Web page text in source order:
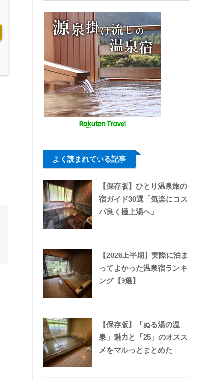
よく読まれている記事
【保存版】ひとり温泉旅の
宿ガイド30選「気楽にコス
パ良く極上湯へ」
【2026上半期】実際に泊ま
ってよかった温泉宿ランキ
ング【9選】
【保存版】「ぬる湯の温
泉」魅力と「25」のオスス
メをマルっとまとめた